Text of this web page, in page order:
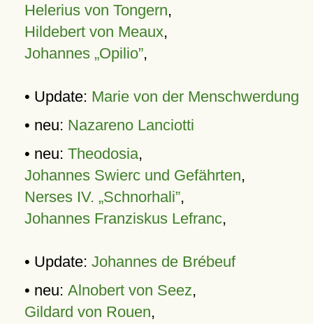
Helerius von Tongern,
Hildebert von Meaux,
Johannes „Opilio”,
• Update: Marie von der Menschwerdung
• neu: Nazareno Lanciotti
• neu: Theodosia,
Johannes Swierc und Gefährten,
Nerses IV. „Schnorhali”,
Johannes Franziskus Lefranc,
• Update: Johannes de Brébeuf
• neu: Alnobert von Seez,
Gildard von Rouen,